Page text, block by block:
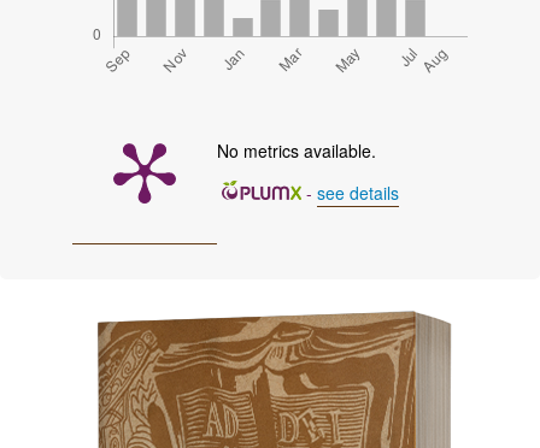
No metrics available.
- see details